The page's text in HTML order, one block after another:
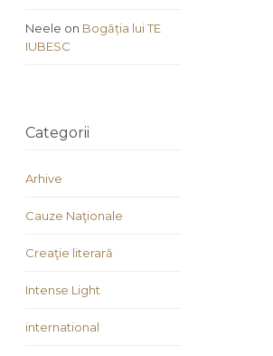
Neele on Bogăția lui TE
IUBESC
Categorii
Arhive
Cauze Naţionale
Creaţie literară
Intense Light
international